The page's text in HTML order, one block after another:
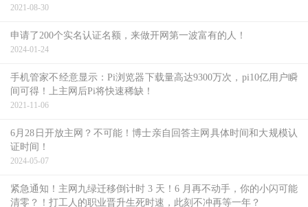
2021-08-30
申请了200个实名认证名额，来做开网第一波富有的人！
2024-01-24
手机管家不经意显示：Pi浏览器下载量高达9300万次，pi10亿用户瞬
间可得！上主网后Pi将快速稀缺！
2021-11-06
6月28日开放主网？不可能！博士亲自回答主网具体时间和大规模认
证时间！
2024-05-07
紧急通知！主网九绿迁移倒计时 3 天！6 月再不动手，你的小闪可能
清零？！打工人的职业晋升生死时速，此刻不冲再等一年？